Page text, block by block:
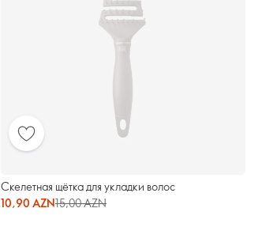
Скелетная щётка для укладки волос
10,90 AZN15,00 AZN